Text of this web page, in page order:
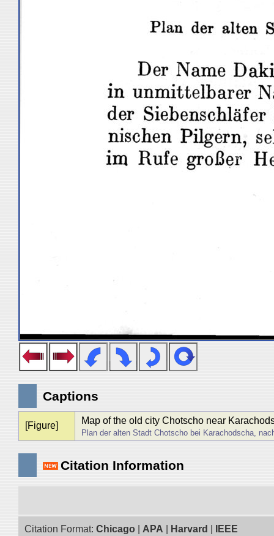
Captions
[Figure] Map of the old city Chotscho near
Plan der alten Stadt Chotscho bei Karachodscha,
Citation Information
Citation Format: Chicago APA Harvard IEEE